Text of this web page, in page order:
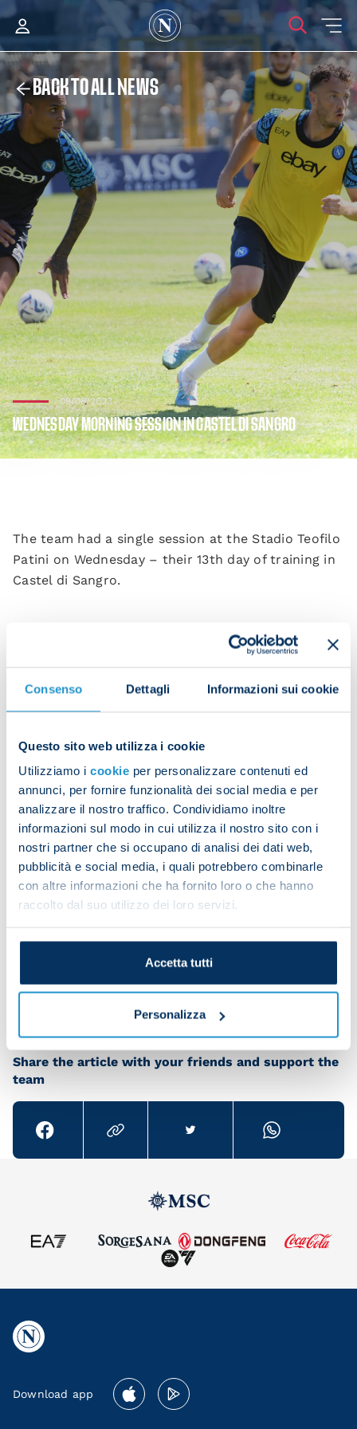
Consenso Dettagli Informazioni sui cookie
Questo sito web utilizza i cookie
Utilizziamo i cookie per personalizzare contenuti ed
annunci, per fornire funzionalità dei social media e per
analizzare il nostro traffico. Condividiamo inoltre
informazioni sul modo in cui utilizza il nostro sito con i
nostri partner che si occupano di analisi dei dati web,
pubblicità e social media, i quali potrebbero combinarle
con altre informazioni che ha fornito loro o che hanno
raccolto dal suo utilizzo dei loro servizi.
Accetta tutti
Personalizza
BACK TO ALL NEWS
09/08/2023
WEDNESDAY MORNING SESSION IN CASTEL DI SANGRO
The team had a single session at the Stadio Teofilo
Patini on Wednesday – their 13th day of training in
Castel di Sangro.
They began with a warm-up and some possession
specific defensive and attacking drills.
The programme was rounded off with a training
match on a small pitch.
Frank Anguissa had physiotherapy and did
Share the article with your friends and support the
team
Download app